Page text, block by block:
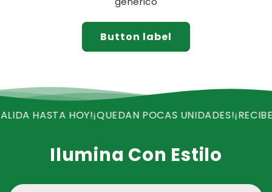
Button label
HASTA HOY! ¡QUEDAN POCAS UNIDADES!¡RECIBE
Ilumina Con Estilo